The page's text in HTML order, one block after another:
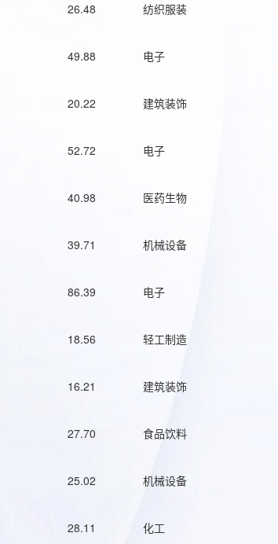
26.48 纺织服装
49.88 电子
20.22 建筑装饰
52.72 电子
40.98 医药生物
39.71 机械设备
86.39 电子
18.56 轻工制造
16.21 建筑装饰
27.70 食品饮料
25.02 机械设备
28.11 化工